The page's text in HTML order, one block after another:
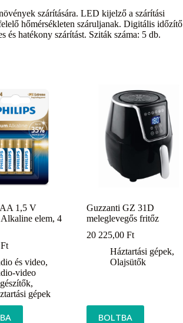
szárítására. LED kijelző a szárítási
hőmérsékleten száruljanak. Digitális időzítő
és hatékony szárítást. Sziták száma: 5 db.
1,5 V
elem, 4
Ft
és video,
video
,
gépek
Guzzanti GZ 31D
meleglevegős fritőz
20 225,00Ft
Háztartási gépek,
Olajsütők
BOLTBA